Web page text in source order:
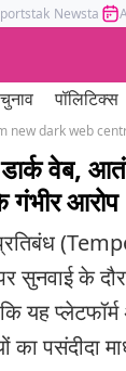
Newstak
चुनाव पॉलिटिक्स
वेब,
गंभीर आरोप
सुनवाई के
यह
पसंदीदा